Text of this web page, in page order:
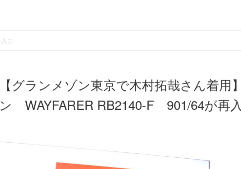
【グランメゾン東京で木村拓哉さん着用
ン WAYFARER RB2140-F 901/64が再入